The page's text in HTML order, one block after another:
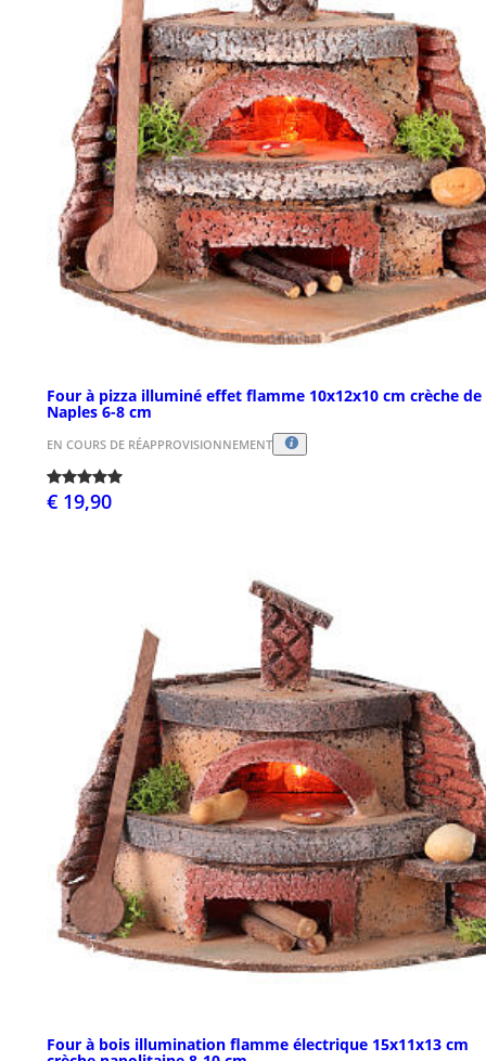
Four à pizza illuminé effet flamme 10x12x10 cm crèche de
Naples 6-8 cm
EN COURS DE RÉAPPROVISIONNEMENT
€ 19,90
Four à bois illumination flamme électrique 15x11x13 cm